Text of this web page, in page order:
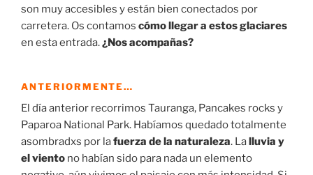
son muy accesibles y están bien conectados por
carretera. Os contamos cómo llegar a estos glaciares
en esta entrada.¿Nos acompañas?
ANTERIORMENTE…
El día anterior recorrimos Tauranga, Pancakes rocks y
Paparoa National Park. Habíamos quedado totalmente
asombradxs por lafuerza de la naturaleza. Lalluvia y
el viento no habían sido para nada un elemento